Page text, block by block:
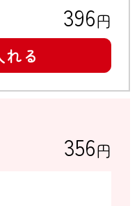
396円
る
356円